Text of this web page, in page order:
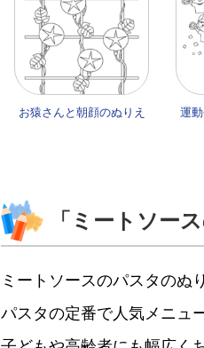
お猿さんと朝顔のぬりえ
運
「ミートソー
ミートソースのパスタのぬ
パスタの定番で人気メニュ